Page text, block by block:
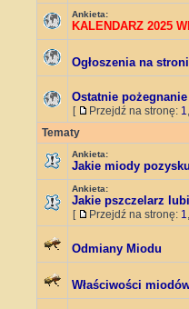
Ankieta:
KALENDARZ 2025
Ogłoszenia na
Ostatnie
[ Przejdź na stronę: 1,
Tematy
Ankieta:
Jakie miody
Ankieta:
Jakie pszczelarz
[ Przejdź na stronę: 1,
Odmiany Miodu
Właściwości